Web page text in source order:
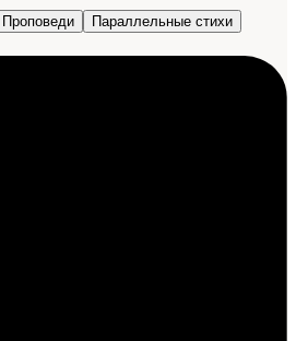
Проповеди
Параллельные стихи